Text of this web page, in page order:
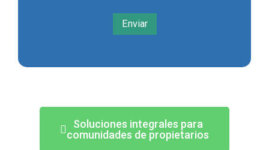
Enviar
Soluciones integrales para
comunidades de propietarios